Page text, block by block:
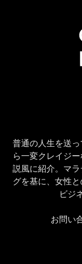
普通の人生を送
ら一変クレイジ
説風に紹介。マ
グを基に、女性
ビジ
お問い